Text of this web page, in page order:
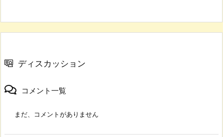
ディスカッション
コメント一覧
まだ、コメントがありません